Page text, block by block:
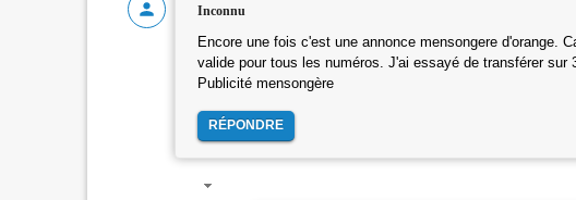
Inconnu
Encore une fois c'est une annonce mensongere d'orange.
valide pour tous les numéros. J'ai essayé de transférer
Publicité mensongère
RÉPONDRE